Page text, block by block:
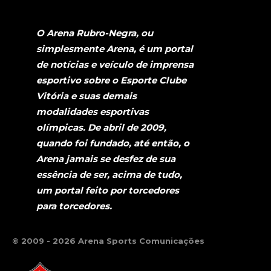
O Arena Rubro-Negra, ou
simplesmente Arena, é um portal
de notícias e veículo de imprensa
esportivo sobre o Esporte Clube
Vitória e suas demais
modalidades esportivas
olímpicas. De abril de 2009,
quando foi fundado, até então, o
Arena jamais se desfez de sua
essência de ser, acima de tudo,
um portal feito por torcedores
para torcedores.
© 2009 - 2026 Arena Sports Comunicações